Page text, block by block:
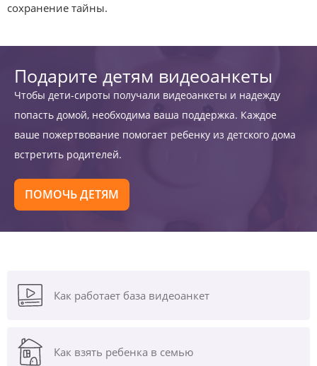
сохранение тайны.
Подарите детям видеоанкеты
Чтобы дети-сироты получали видеоанкеты и надежду
попасть домой, необходима ваша поддержка. Каждое
ваше пожертвование помогает ребенку из детского дома
встретить родителей.
ПОМОЧЬ ДЕТЯМ
Как работает база видеоанкет
Как взять ребенка в семью